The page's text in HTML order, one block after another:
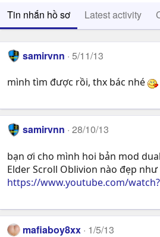
Tin nhắn hồ sơ Latest activity
samirvnn 5/11/13
mình tìm được rồi, thx bác nhé
samirvnn 28/10/13
bạn ơi cho mình hoi bản mod
Elder Scroll Oblivion nào đẹp như
https://www.youtube.com/
mafiaboy8xx 1/5/13